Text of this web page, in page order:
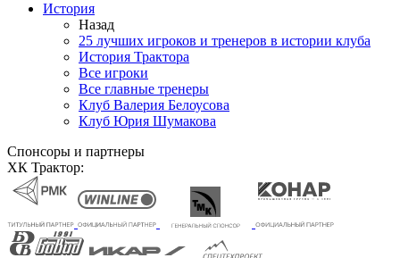
История
Назад
25 лучших игроков и тренеров в истории клуба
История Трактора
Все игроки
Все главные тренеры
Клуб Валерия Белоусова
Клуб Юрия Шумакова
Спонсоры и партнеры
ХК Трактор: